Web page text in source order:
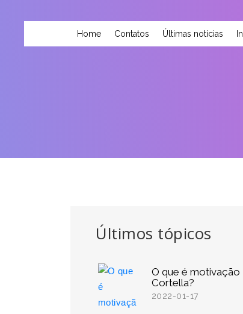
Home Contatos Últimas notícias
Últimos tópicos
O que é motivação
Cortella?
2022-01-17